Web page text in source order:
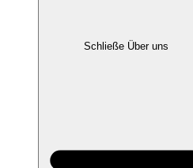
Schließe Über uns